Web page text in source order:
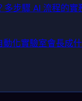
多步驟 AI 流程的實
化實驗室會長成